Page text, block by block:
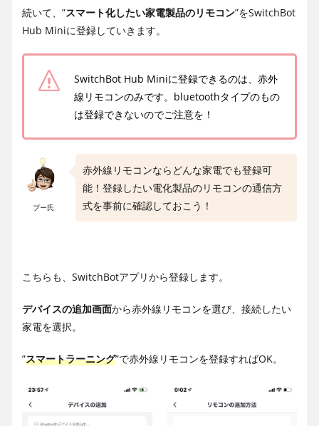
続いて、”スマート化したい家電製品のリモコン”をSwitchBot
Hub Miniに登録していきます。
SwitchBot Hub Miniに登録できるのは、赤外
線リモコンのみです。 bluetoothタイプのもの
は登録できないのでご注意を！
プー氏
赤外線リモコンならどんな家電でも登録可
能！登録したい電化製品のリモコンの通信方
式を事前に確認しておこう！
こちらも、SwitchBotアプリから登録します。
デバイスの追加画面から赤外線リモコンを選び、接続したい
家電を選択。
”スマートラーニング”で赤外線リモコンを登録すればOK。